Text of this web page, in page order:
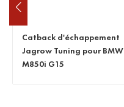
Catback d'échappement
Jagrow Tuning pour BMW
M850i G15